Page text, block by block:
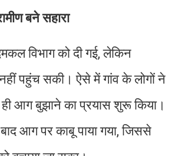
बने सहारा
विभाग को दी गई, लेकिन
पहुंच सकी। ऐसे में गांव के लोगों ने
आग बुझाने का प्रयास शुरू किया।
आग पर काबू पाया गया, जिससे